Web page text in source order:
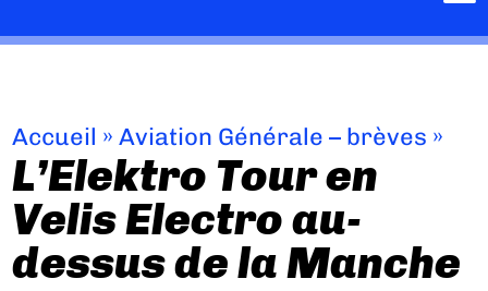
Accueil »Aviation Générale – brèves »
L’Elektro Tour en
Velis Electro au-
dessus de la Manche